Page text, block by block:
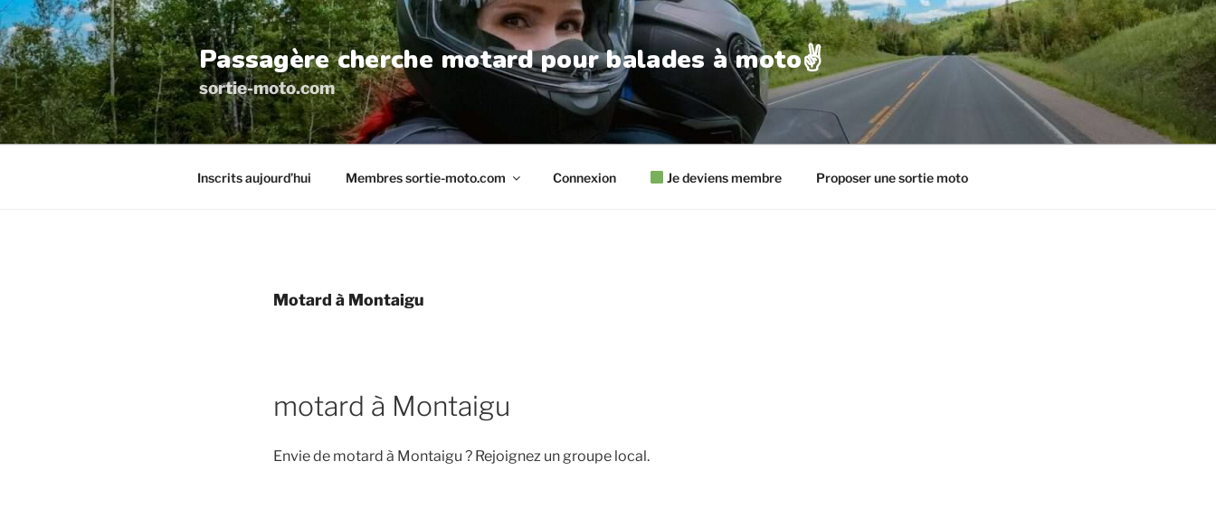
Aller
au
contenu
principal
Passagère cherche motard pour balades à moto✌️
sortie-moto.com
Inscrits aujourd’hui Membres sortie-moto.com Connexion Je deviens membre Proposer une sortie moto
Motard à Montaigu
motard à Montaigu
Envie de motard à Montaigu ? Rejoignez un groupe local.